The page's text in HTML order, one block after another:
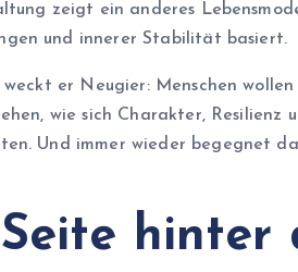
zeigt ein anderes
und innerer Stabilität basiert.
er Neugier: Menschen
wie sich Charakter, Resilienz
Und immer wieder begegnet
hinter